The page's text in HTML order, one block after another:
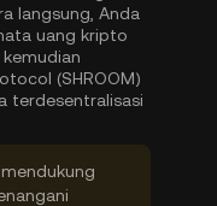
langsung, Anda
uang kripto
(SHROOM)
terdesentralisasi